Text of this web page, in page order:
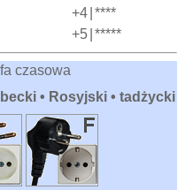
+4 ****
+5 *****
czasowa
• Rosyjski • tadżycki